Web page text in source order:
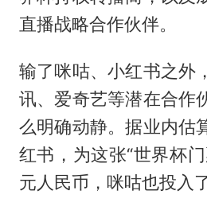
直播战略合作伙伴。
输了咪咕、小红书之外
讯、爱奇艺等潜在合作
么明确动静。据业内估
红书，为这张“世界杯
元人民币，咪咕也投入